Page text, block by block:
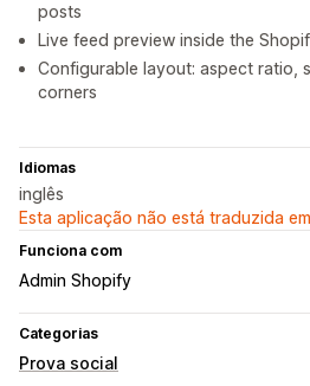
posts
Live feed preview inside the
Configurable layout: aspect ratio,
corners
Idiomas
inglês
Esta aplicação não está traduzida
Funciona com
Admin Shopify
Categorias
Prova social